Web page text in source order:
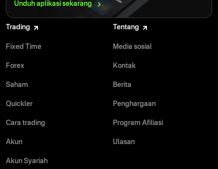
Unduh aplikasi sekarang
Trading
Fixed Time
Forex
Saham
Quickler
Cara trading
Akun
Akun Syariah
Tentang
Media sosial
Kontak
Berita
Penghargaan
Program Afiliasi
Ulasan